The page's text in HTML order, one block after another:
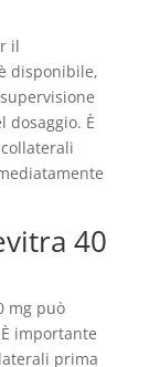
il
disponibile,
dosaggio. È
40
mg può
importante
prima